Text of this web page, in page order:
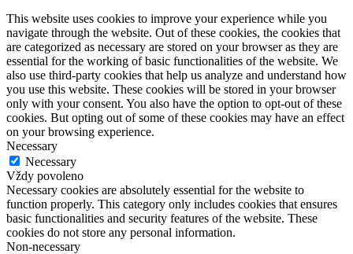
This website uses cookies to improve your experience while you
navigate through the website. Out of these cookies, the cookies that
are categorized as necessary are stored on your browser as they are
essential for the working of basic functionalities of the website. We
also use third-party cookies that help us analyze and understand how
you use this website. These cookies will be stored in your browser
only with your consent. You also have the option to opt-out of these
cookies. But opting out of some of these cookies may have an effect
on your browsing experience.
Necessary
Necessary
Vždy povoleno
Necessary cookies are absolutely essential for the website to
function properly. This category only includes cookies that ensures
basic functionalities and security features of the website. These
cookies do not store any personal information.
Non-necessary